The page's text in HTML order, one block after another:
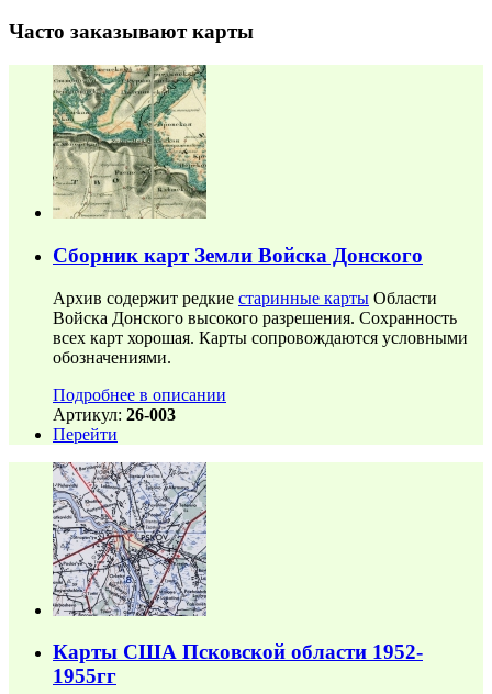
Часто заказывают карты
Сборник карт Земли Войска Донского
Архив содержит редкие старинные карты Области
Войска Донского высокого разрешения. Сохранность
всех карт хорошая. Карты сопровождаются условными
обозначениями.
Подробнее в описании
Артикул: 26-003
Перейти
Карты США Псковской области 1952-
1955гг